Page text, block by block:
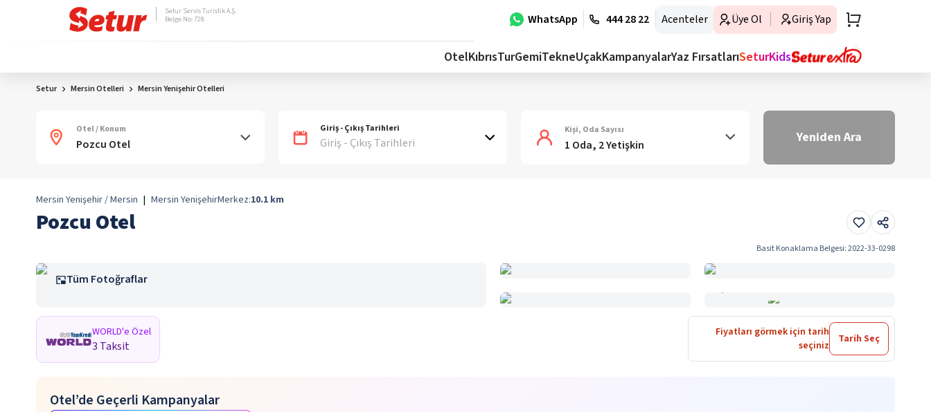
WhatsApp 444 28 22 Acenteler Üye Ol Giriş Yap
Setur Servis Turistik A.Ş.
Belge No: 728
OtelKıbrısTurGemiTekneUçakKampanyalarYaz FırsatlarıSeturKids
Setur Mersin Otelleri Mersin Yenişehir Otelleri
Otel / Konum Giriş - Çıkış Tarihleri
Giriş - Çıkış Tarihleri
Kişi, Oda Sayısı
1 Oda, 2 Yetişkin Yeniden Ara
Mersin Yenişehir / Mersin | Mersin YenişehirMerkez:10.1 km
Pozcu Otel
Basit Konaklama Belgesi:2022-33-0298
Tüm Fotoğraflar
WORLD'e Özel
3 Taksit
Fiyatları görmek için tarih
seçiniz
Tarih Seç
Otel’de Geçerli Kampanyalar